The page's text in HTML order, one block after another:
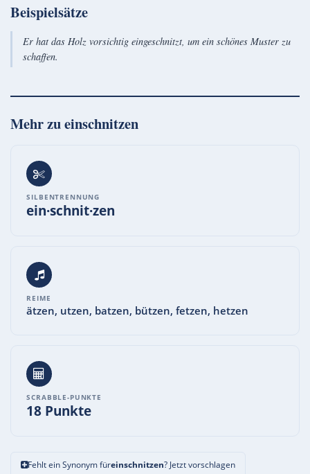
Beispielsätze
Er hat das Holz vorsichtig eingeschnitzt, um ein schönes Muster zu
schaffen.
Mehr zueinschnitzen
SILBENTRENNUNG
ein·schnit·zen
REIME
ätzen, utzen, batzen, bützen, fetzen, hetzen
SCRABBLE-PUNKTE
18 Punkte
Fehlt ein Synonym füreinschnitzen? Jetzt vorschlagen